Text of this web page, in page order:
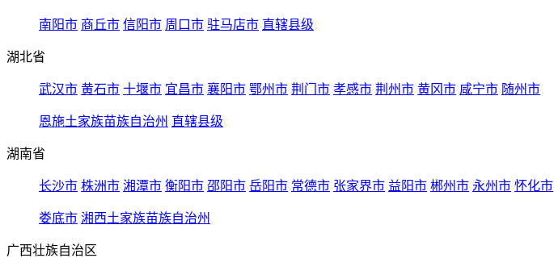
南阳市 商丘市 信阳市 周口市 驻马店市 直辖县级
湖北省
武汉市 黄石市 十堰市 宜昌市 襄阳市 鄂州市 荆门市 孝感市 荆州市 黄冈市 咸宁市 随州市
恩施土家族苗族自治州 直辖县级
湖南省
长沙市 株洲市 湘潭市 衡阳市 邵阳市 岳阳市 常德市 张家界市 益阳市 郴州市 永州市 怀化市
娄底市 湘西土家族苗族自治州
广西壮族自治区